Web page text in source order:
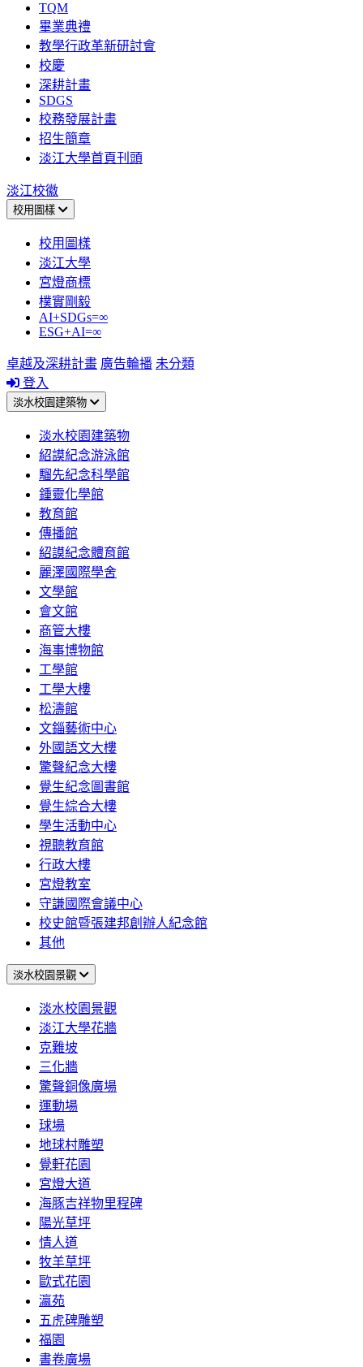
TQM
畢業典禮
教學行政革新研討會
校慶
深耕計畫
SDGS
校務發展計畫
招生簡章
淡江大學首頁刊頭
淡江校徽
校用圖樣
校用圖樣
淡江大學
宮燈商標
樸實剛毅
AI+SDGs=∞
ESG+AI=∞
卓越及深耕計畫 廣告輪播 未分類
登入
淡水校園建築物
淡水校園建築物
紹謨紀念游泳館
騮先紀念科學館
鍾靈化學館
教育館
傳播館
紹謨紀念體育館
麗澤國際學舍
文學館
會文館
商管大樓
海事博物館
工學館
工學大樓
松濤館
文錙藝術中心
外國語文大樓
驚聲紀念大樓
覺生紀念圖書館
覺生綜合大樓
學生活動中心
視聽教育館
行政大樓
宮燈教室
守謙國際會議中心
校史館暨張建邦創辦人紀念館
其他
淡水校園景觀
淡水校園景觀
淡江大學花牆
克難坡
三化牆
驚聲銅像廣場
運動場
球場
地球村雕塑
覺軒花園
宮燈大道
海豚吉祥物里程碑
陽光草坪
情人道
牧羊草坪
歐式花園
瀛苑
五虎碑雕塑
福園
書卷廣場